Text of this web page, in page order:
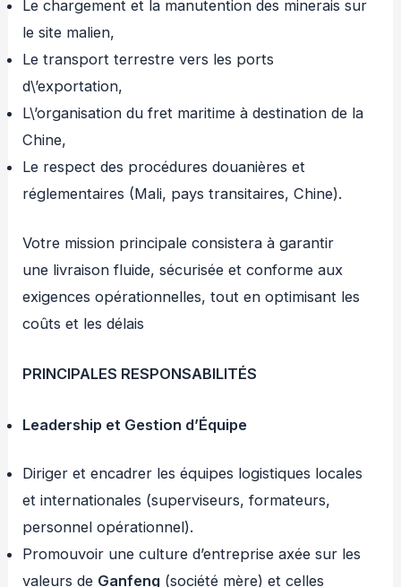
Le chargement et la manutention des minerais sur
le site malien,
Le transport terrestre vers les ports
d\’exportation,
L\’organisation du fret maritime à destination de la
Chine,
Le respect des procédures douanières et
réglementaires (Mali, pays transitaires, Chine).
Votre mission principale consistera à garantir
une livraison fluide, sécurisée et conforme aux
exigences opérationnelles, tout en optimisant les
coûts et les délais
PRINCIPALES RESPONSABILITÉS
Leadership et Gestion d’Équipe
Diriger et encadrer les équipes logistiques locales
et internationales (superviseurs, formateurs,
personnel opérationnel).
Promouvoir une culture d’entreprise axée sur les
valeurs de Ganfeng (société mère) et celles